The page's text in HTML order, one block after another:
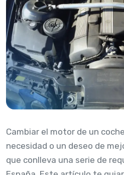
Cambiar el motor de un
necesidad o un deseo de
que conlleva una serie de